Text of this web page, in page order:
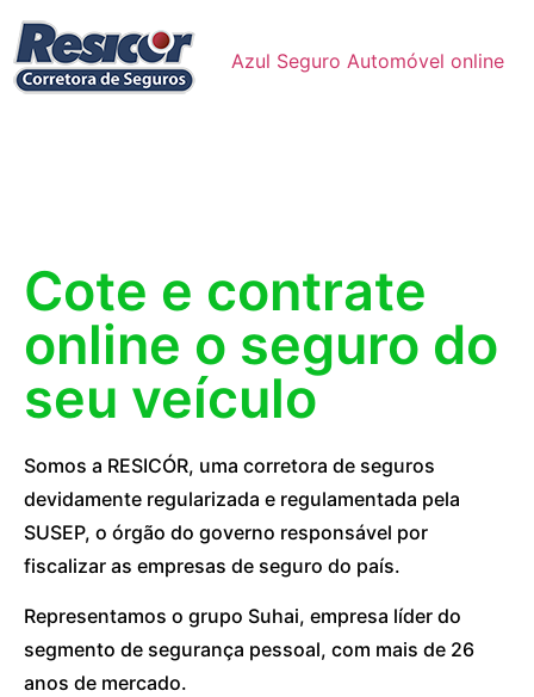
Azul Seguro Automóvel online
Cote e contrate
online o seguro do
seu veículo
Somos a RESICÓR, uma corretora de seguros
devidamente regularizada e regulamentada pela
SUSEP, o órgão do governo responsável por
fiscalizar as empresas de seguro do país.
Representamos o grupo Suhai, empresa líder do
segmento de segurança pessoal, com mais de 26
anos de mercado.